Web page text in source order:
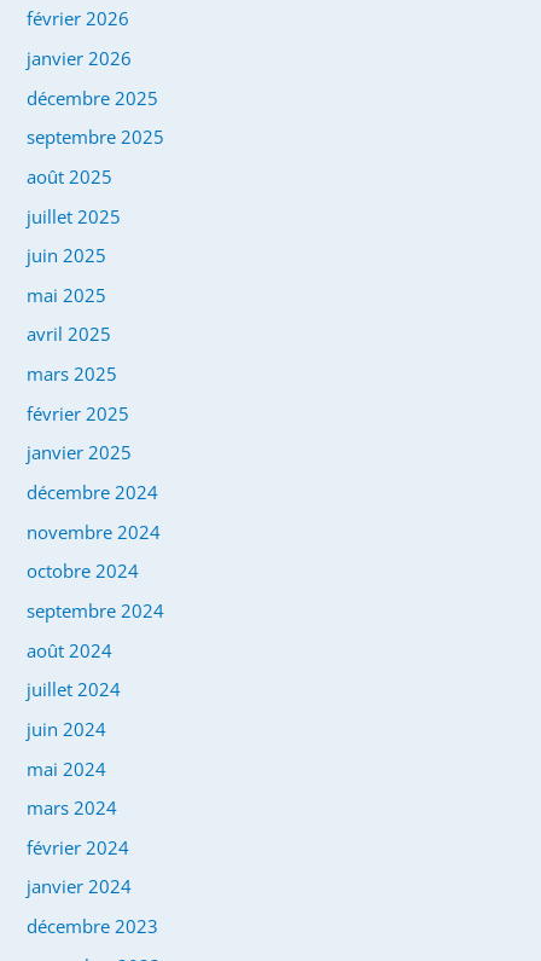
février 2026
janvier 2026
décembre 2025
septembre 2025
août 2025
juillet 2025
juin 2025
mai 2025
avril 2025
mars 2025
février 2025
janvier 2025
décembre 2024
novembre 2024
octobre 2024
septembre 2024
août 2024
juillet 2024
juin 2024
mai 2024
mars 2024
février 2024
janvier 2024
décembre 2023